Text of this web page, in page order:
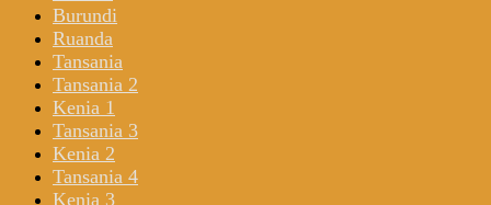
Burundi
Ruanda
Tansania
Tansania 2
Kenia 1
Tansania 3
Kenia 2
Tansania 4
Kenia 3